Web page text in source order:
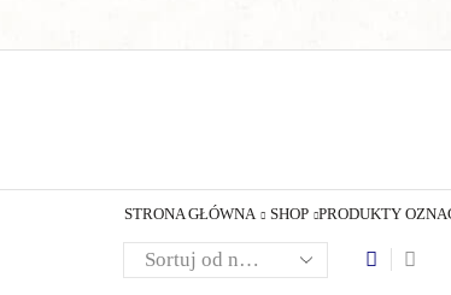
STRONA GŁÓWNA SHOP PRODUKTY